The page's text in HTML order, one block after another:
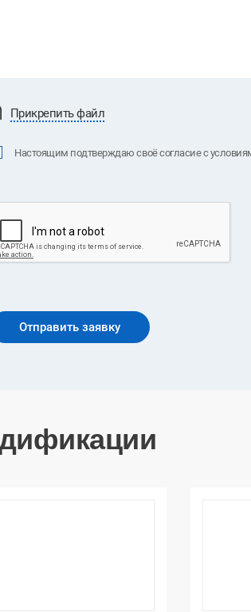
Прикрепить файл
Настоящим подтверждаю своё согласие с